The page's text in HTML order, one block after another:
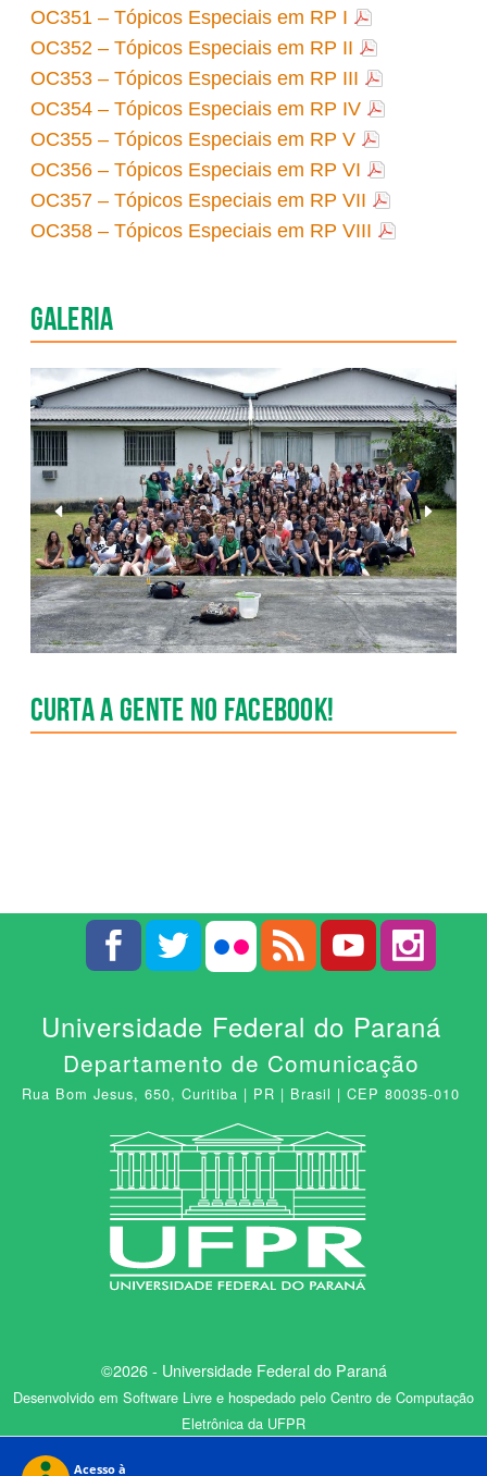
OC351 – Tópicos Especiais em RP I
OC352 – Tópicos Especiais em RP II
OC353 – Tópicos Especiais em RP III
OC354 – Tópicos Especiais em RP IV
OC355 – Tópicos Especiais em RP V
OC356 – Tópicos Especiais em RP VI
OC357 – Tópicos Especiais em RP VII
OC358 – Tópicos Especiais em RP VIII
Galeria
Anterior
Slide
Slide
Curta a gente no Facebook!
Universidade Federal do Paraná
Departamento de Comunicação
Rua Bom Jesus, 650, Curitiba | PR | Brasil | CEP 80035-010
©2026 - Universidade Federal do Paraná
Desenvolvido em Software Livre e hospedado pelo Centro de Computação
Eletrônica da UFPR